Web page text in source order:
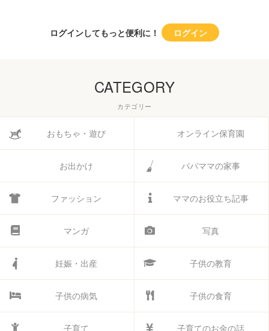
ログインしてもっと便利に！ ログイン
CATEGORY
カテゴリー
おもちゃ・遊び オンライン保育園
お出かけ パパママの家事
ファッション ママのお役立ち記事
マンガ 写真
妊娠・出産 子供の教育
子供の病気 子供の食育
子育て 子育てのお金の話